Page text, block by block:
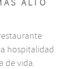
hospitalidad
de vida.